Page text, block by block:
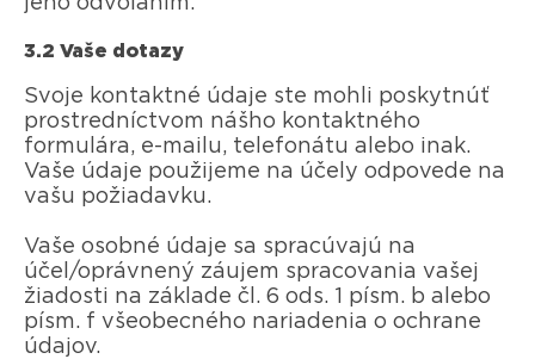
3.2 Vaše dotazy
Svoje kontaktné údaje ste mohli poskytnúť
prostredníctvom nášho kontaktného
formulára, e-mailu, telefonátu alebo inak.
Vaše údaje použijeme na účely odpovede na
vašu požiadavku.
Vaše osobné údaje sa spracúvajú na
účel/oprávnený záujem spracovania vašej
žiadosti na základe čl. 6 ods. 1 písm. b alebo
písm. f všeobecného nariadenia o ochrane
údajov.